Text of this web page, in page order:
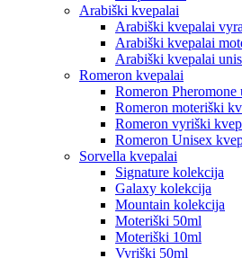
Arabiški kvepalai
Arabiški kvepalai
Arabiški kvepalai
Arabiški kvepalai
Romeron kvepalai
Romeron Pheromone
Romeron moteriški
Romeron vyriški
Romeron Unisex
Sorvella kvepalai
Signature kolekcija
Galaxy kolekcija
Mountain kolekcija
Moteriški 50ml
Moteriški 10ml
Vyriški 50ml